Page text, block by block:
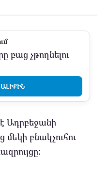
բաց չթողնելու
Ադրբեջանի
մեկի բնակչուհու